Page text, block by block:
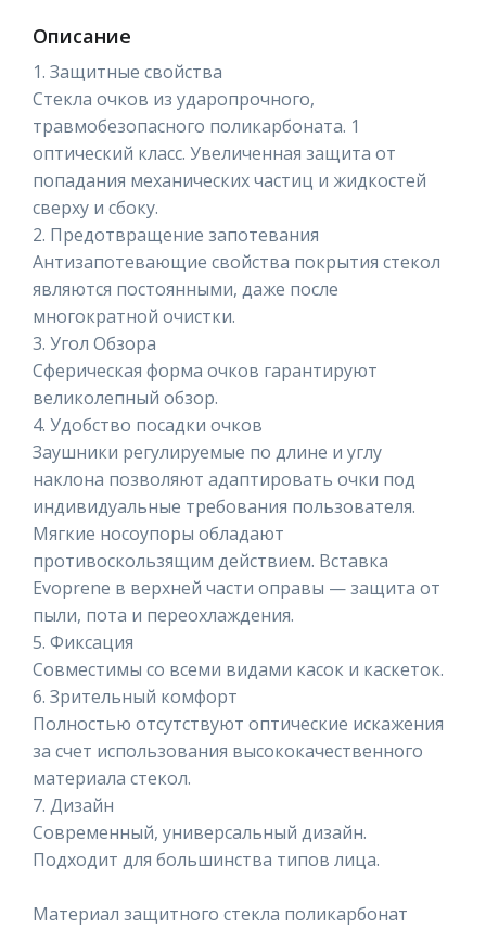
Описание
1. Защитные свойства
Стекла очков из ударопрочного,
травмобезопасного поликарбоната. 1
оптический класс. Увеличенная защита от
попадания механических частиц и жидкостей
сверху и сбоку.
2. Предотвращение запотевания
Антизапотевающие свойства покрытия стекол
являются постоянными, даже после
многократной очистки.
3. Угол Обзора
Сферическая форма очков гарантируют
великолепный обзор.
4. Удобство посадки очков
Заушники регулируемые по длине и углу
наклона позволяют адаптировать очки под
индивидуальные требования пользователя.
Мягкие носоупоры обладают
противоскользящим действием. Вставка
Evoprene в верхней части оправы — защита от
пыли, пота и переохлаждения.
5. Фиксация
Совместимы со всеми видами касок и каскеток.
6. Зрительный комфорт
Полностью отсутствуют оптические искажения
за счет использования высококачественного
материала стекол.
7. Дизайн
Современный, универсальный дизайн.
Подходит для большинства типов лица.
Материал защитного стекла поликарбонат